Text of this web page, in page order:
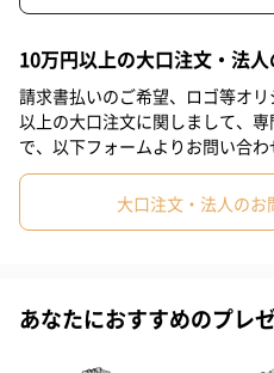
ん。
「髪にハリ・コシがあって、ヘ
う」という方でも使いやすい、便
まるで生きているかのような立体
10万円以上の大口注文・法
請求書払いのご希望、ロゴ等オ
以上の大口注文に関しまして、
で、以下フォームよりお問い合わ
大口注文・法人のお
あなたにおすすめのプレ